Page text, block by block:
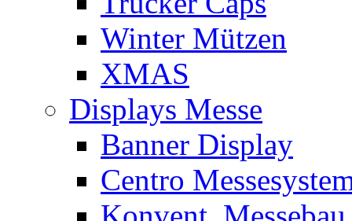
Winter Mützen
XMAS
Displays Messe
Banner Display
Centro